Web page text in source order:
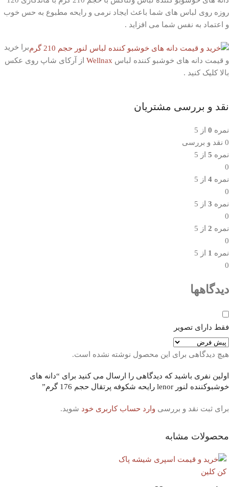
روزه روی لباس های شما باعث ایجاد نرمی و رایحه مطبوع به حس خوب
و اعتماد به نفس شما می افزاید .
برا خرید
و قیمت دانه های خوشبو کننده لباس Wellnax از آرکای شاپ روی عکس
بالا کلیک کنید .
نقد و بررسی مشتریان
نمره 0 از 5
0 نقد و بررسی
نمره 5 از 5
0
نمره 4 از 5
0
نمره 3 از 5
0
نمره 2 از 5
0
نمره 1 از 5
0
دیدگاهها
فقط دارای تصویر
هیچ دیدگاهی برای این محصول نوشته نشده است.
اولین نفری باشید که دیدگاهی را ارسال می کنید برای “دانه های
خوشبوکننده لنور lenor رایحه شکوفه پرتقال حجم 176 گرم”
برای ثبت نقد و بررسی وارد حساب کاربری خود شوید.
محصولات مشابه